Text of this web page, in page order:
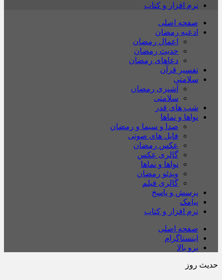
نرم افزار و کتاب
صفحه اصلی
ادعیه رمضان
اعمال رمضان
حدیث رمضان
دعاهای رمضان
تفسیر قرآن
سلامتی
آشپزی رمضان
سلامتی
شب های قدر
نواها و نماها
صدا و سیما و رمضان
فایل های صوتی
عکس رمضان
گالری عکس
نواها و نماها
ویدئو رمضان
گالری فیلم
پرسش و پاسخ
پیامک
نرم افزار و کتاب
صفحه اصلی
اینستاگرام
برو بالا
حدیث روز